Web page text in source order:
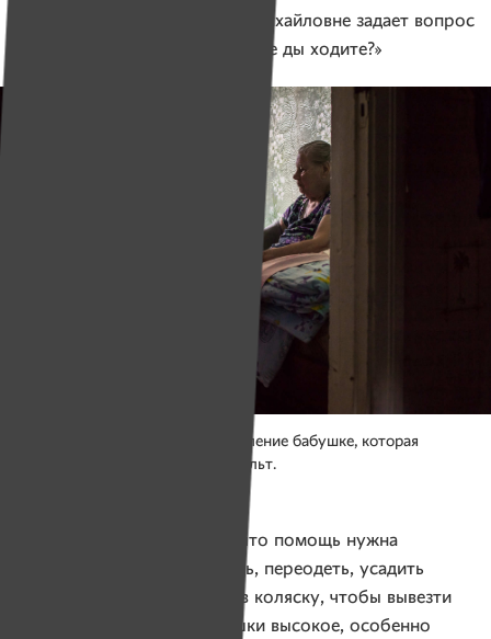
А патрожаной сестре Анне Михайловне задает вопрос
в лоб: «А што вы да нас ходите ды ходите?»
Алла Михайловна измеряет давление бабушке, которая
в прошлом году перенесла инсульт.
Но ходить нужно, потому что помощь нужна
постоянно: поднять, помыть, переодеть, усадить
на переносной туалет или в коляску, чтобы вывезти
во двор. Давление у бабушки высокое, особенно